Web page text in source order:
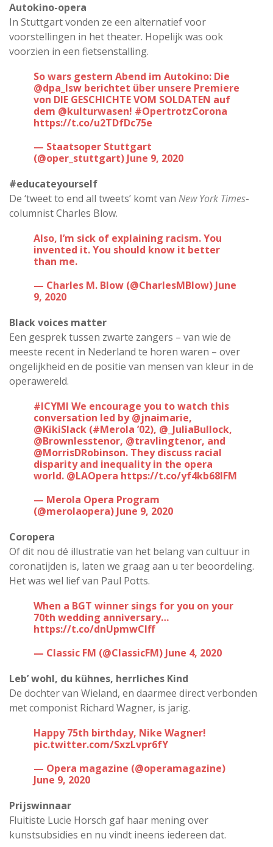
Autokino-opera
In Stuttgart vonden ze een alternatief voor
voorstellingen in het theater. Hopelijk was ook
voorzien in een fietsenstalling.
So wars gestern Abend im Autokino: Die
@dpa_lsw ⁩ berichtet über unsere Premiere
von DIE GESCHICHTE VOM SOLDATEN auf
dem ⁦ @kulturwasen⁩! #OpertrotzCorona
https://t.co/u2TDfDc75e
— Staatsoper Stuttgart
(@oper_stuttgart) June 9, 2020
#educateyourself
De ‘tweet to end all tweets’ komt van New York Times-
columnist Charles Blow.
Also, I’m sick of explaining racism. You
invented it. You should know it better
than me.
— Charles M. Blow (@CharlesMBlow) June
9, 2020
Black voices matter
Een gesprek tussen zwarte zangers – van wie de
meeste recent in Nederland te horen waren – over
ongelijkheid en de positie van mensen van kleur in de
operawereld.
#ICYMI We encourage you to watch this
conversation led by@jnaimarie,
@KikiSlack (#Merola ’02), @_JuliaBullock,
@Brownlesstenor, @travlingtenor, and
@MorrisDRobinson. They discuss racial
disparity and inequality in the opera
world. @LAOpera https://t.co/yf4kb68lFM
— Merola Opera Program
(@merolaopera) June 9, 2020
Coropera
Of dit nou dé illustratie van het belang van cultuur in
coronatijden is, laten we graag aan u ter beoordeling.
Het was wel lief van Paul Potts.
When a BGT winner sings for you on your
70th wedding anniversary…
https://t.co/dnUpmwCIff
— Classic FM (@ClassicFM) June 4, 2020
Leb’ wohl, du kühnes, herrliches Kind
De dochter van Wieland, en daarmee direct verbonden
met componist Richard Wagner, is jarig.
Happy 75th birthday, Nike Wagner!
pic.twitter.com/SxzLvpr6fY
— Opera magazine (@operamagazine)
June 9, 2020
Prijswinnaar
Fluitiste Lucie Horsch gaf haar mening over
kunstsubsidies en nu vindt ineens iedereen dat.